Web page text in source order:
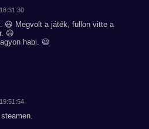
😃 Megvolt a játék, fullon vitte a
😃
habi. 😃